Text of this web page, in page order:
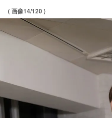
( 画像14/120 )